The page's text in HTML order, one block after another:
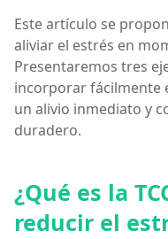
Este artículo se
aliviar el estrés en
Presentaremos tres
incorporar fácilmente
un alivio inmediato y
duradero.
¿Qué es la
reducir el